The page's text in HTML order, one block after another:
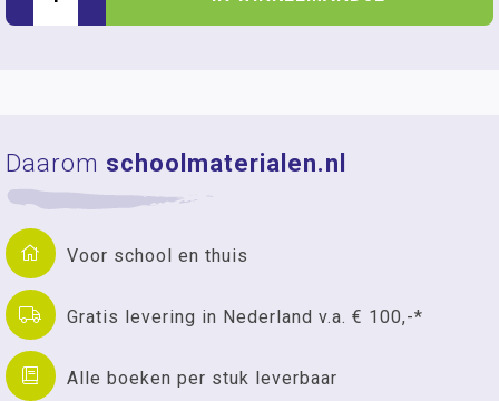
Daarom schoolmaterialen.nl
Voor school en thuis
Gratis levering in Nederland v.a. € 100,-*
Alle boeken per stuk leverbaar